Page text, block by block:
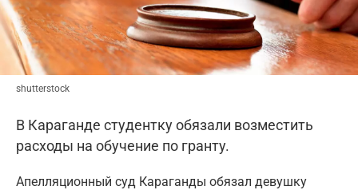
shutterstock
В Караганде студентку обязали возместить
расходы на обучение по гранту.
Апелляционный суд Караганды обязал девушку